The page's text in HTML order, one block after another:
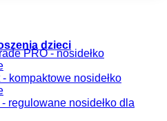
dzieci
PRO - nosidełko
kompaktowe nosidełko
regulowane nosidełko dla